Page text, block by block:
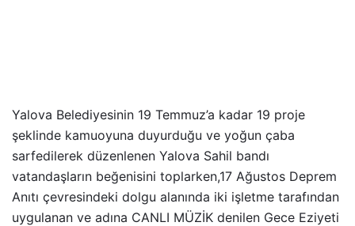
Yalova Belediyesinin 19 Temmuz’a kadar 19 proje
şeklinde kamuoyuna duyurduğu ve yoğun çaba
sarfedilerek düzenlenen Yalova Sahil bandı
vatandaşların beğenisini toplarken,17 Ağustos Deprem
Anıtı çevresindeki dolgu alanında iki işletme tarafından
uygulanan ve adına CANLI MÜZİK denilen Gece Eziyeti